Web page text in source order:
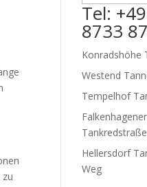
Tel:
8733
Konradshöhe
Westend
Tempelhof
Tankredstraße
Hellersdorf
Weg